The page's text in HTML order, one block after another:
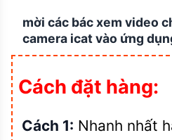
mời các bác xem video
camera icat vào ứng
Cách đặt hàng:
Cách 1: Nhanh nhất